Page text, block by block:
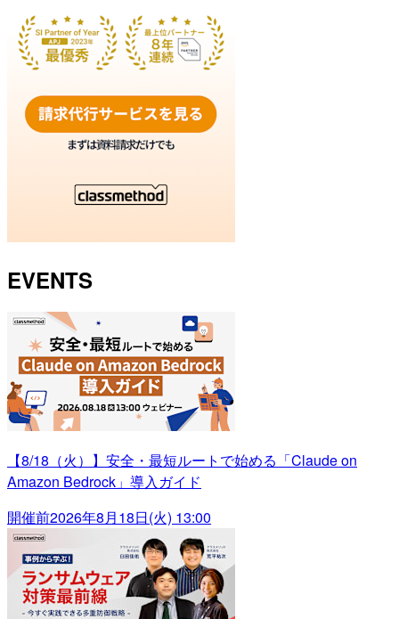
EVENTS
【8/18（火）】安全・最短ルートで始める「Claude on
Amazon Bedrock」導入ガイド
開催前2026年8月18日(火) 13:00